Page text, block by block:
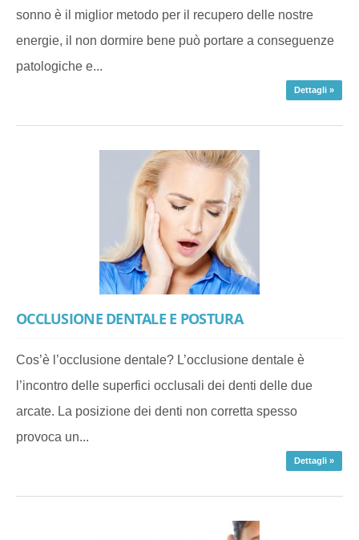
sonno è il miglior metodo per il recupero delle nostre
energie, il non dormire bene può portare a conseguenze
patologiche e...
Dettagli »
OCCLUSIONE DENTALE E POSTURA
Cos’è l’occlusione dentale? L’occlusione dentale è
l’incontro delle superfici occlusali dei denti delle due
arcate. La posizione dei denti non corretta spesso
provoca un...
Dettagli »